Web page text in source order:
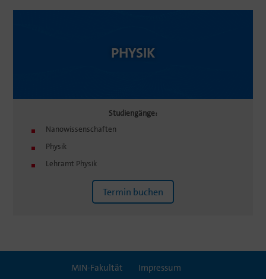
PHYSIK
Studi­en­gänge:
Nanowis­sen­schaften
Physik
Lehramt Physik
Termin buchen
MIN-Fakultät
Impressum